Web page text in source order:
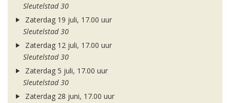
Sleutelstad 30
Zaterdag 19 juli, 17.00 uur
Sleutelstad 30
Zaterdag 12 juli, 17.00 uur
Sleutelstad 30
Zaterdag 5 juli, 17.00 uur
Sleutelstad 30
Zaterdag 28 juni, 17.00 uur